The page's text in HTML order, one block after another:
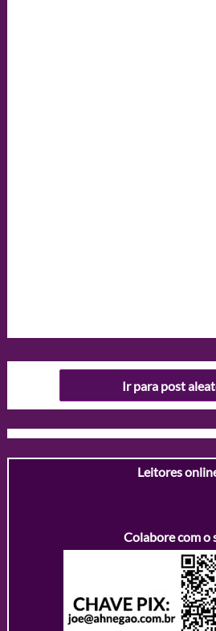
Ir para post
Leitores
Colabore com o